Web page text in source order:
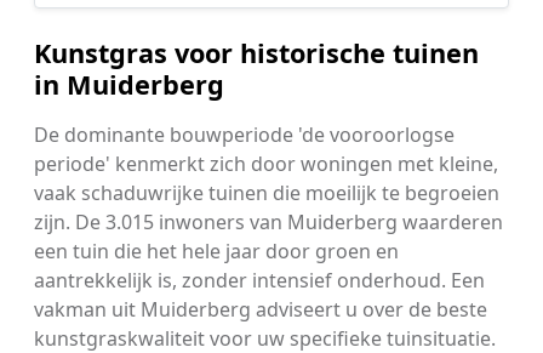
Kunstgras voor historische tuinen
in Muiderberg
De dominante bouwperiode 'de vooroorlogse
periode' kenmerkt zich door woningen met kleine,
vaak schaduwrijke tuinen die moeilijk te begroeien
zijn. De 3.015 inwoners van Muiderberg waarderen
een tuin die het hele jaar door groen en
aantrekkelijk is, zonder intensief onderhoud. Een
vakman uit Muiderberg adviseert u over de beste
kunstgraskwaliteit voor uw specifieke tuinsituatie.